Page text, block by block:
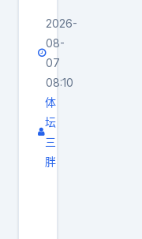
不
同
的
解
题
方
式
帮
高
诗
岩
分
担
多
少
属
仍
在
北
控
。
上
喊
着
要
天
赋
2026-
08-
07
08:10
体
坛
三
胖